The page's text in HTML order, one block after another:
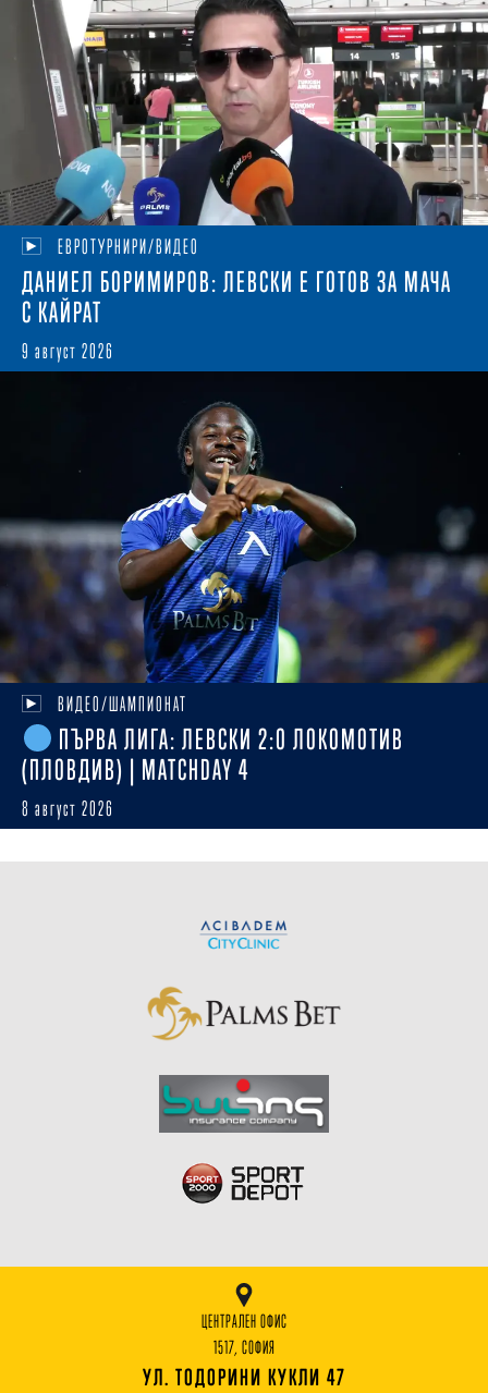
ЕВРОТУРНИРИ/ВИДЕО
ДАНИЕЛ БОРИМИРОВ: ЛЕВСКИ Е ГОТОВ ЗА МАЧА
С КАЙРАТ
9 август 2026
ВИДЕО/ШАМПИОНАТ
ПЪРВА ЛИГА: ЛЕВСКИ 2:0 ЛОКОМОТИВ
(ПЛОВДИВ) | MATCHDAY 4
8 август 2026
ЦЕНТРАЛЕН ОФИС
1517, СОФИЯ
УЛ. ТОДОРИНИ КУКЛИ 47